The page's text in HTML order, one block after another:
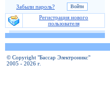
Забыли пароль?
Регистрация нового
пользователя
© Copyright "Бассар Электроникс"
2005 - 2026 г.